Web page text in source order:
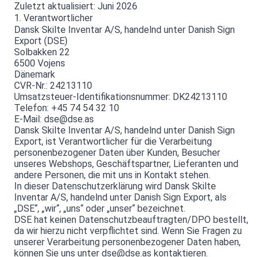
Zuletzt aktualisiert: Juni 2026
1. Verantwortlicher
Dansk Skilte Inventar A/S, handelnd unter Danish Sign
Export (DSE)
Solbakken 22
6500 Vojens
Dänemark
CVR-Nr.: 24213110
Umsatzsteuer-Identifikationsnummer: DK24213110
Telefon: +45 74 54 32 10
E-Mail: dse@dse.as
Dansk Skilte Inventar A/S, handelnd unter Danish Sign
Export, ist Verantwortlicher für die Verarbeitung
personenbezogener Daten über Kunden, Besucher
unseres Webshops, Geschäftspartner, Lieferanten und
andere Personen, die mit uns in Kontakt stehen.
In dieser Datenschutzerklärung wird Dansk Skilte
Inventar A/S, handelnd unter Danish Sign Export, als
„DSE“, „wir“, „uns“ oder „unser“ bezeichnet.
DSE hat keinen Datenschutzbeauftragten/DPO bestellt,
da wir hierzu nicht verpflichtet sind. Wenn Sie Fragen zu
unserer Verarbeitung personenbezogener Daten haben,
können Sie uns unter dse@dse.as kontaktieren.